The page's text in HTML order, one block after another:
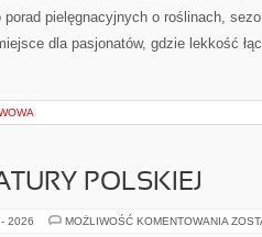
pielęgnacyjnych o roślinach,
dla pasjonatów, gdzie lekkość
POLSKIEJ
2026 MOŻLIWOŚĆ KOMENTOWANIA